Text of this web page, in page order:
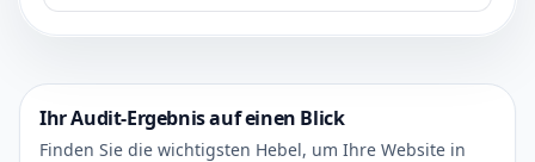
Ihr Audit-Ergebnis auf einen Blick
Finden Sie die wichtigsten Hebel, um Ihre Website in